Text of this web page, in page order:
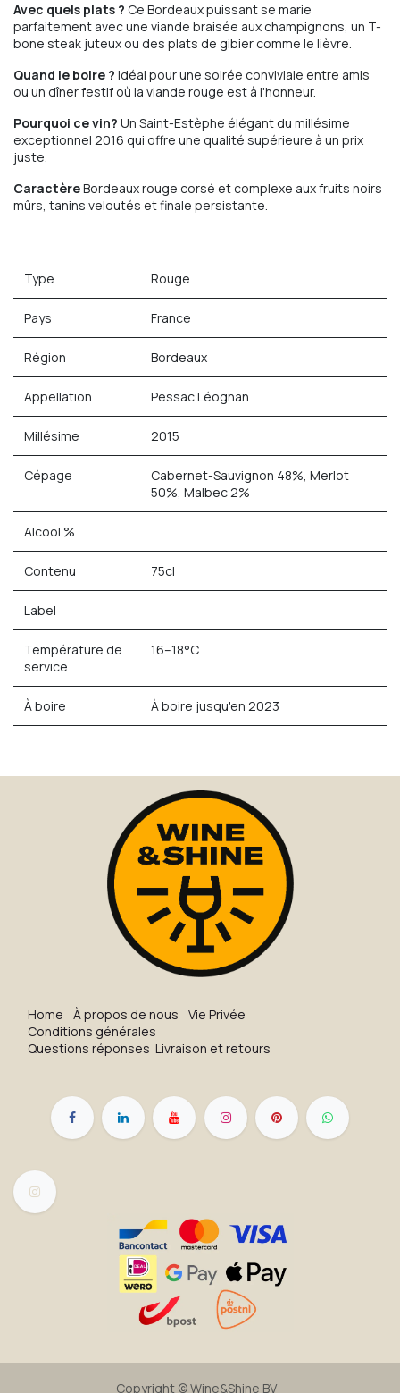
Avec quels plats ? Ce Bordeaux puissant se marie
parfaitement avec une viande braisée aux champignons, un T-
bone steak juteux ou des plats de gibier comme le lièvre.
Quand le boire ? Idéal pour une soirée conviviale entre amis
ou un dîner festif où la viande rouge est à l'honneur.
Pourquoi ce vin? Un Saint-Estèphe élégant du millésime
exceptionnel 2016 qui offre une qualité supérieure à un prix
juste.
CaractèreBordeaux rouge corsé et complexe aux fruits noirs
mûrs, tanins veloutés et finale persistante.
Type Rouge
Pays France
Région Bordeaux
Appellation Pessac Léognan
Millésime 2015
Cépage
Cabernet-Sauvignon 48%, Merlot
50%, Malbec 2%
Alcool %
Contenu 75cl
Label
Température de
service
16–18°C
À boire À boire jusqu'en 2023
H​o​me À propos de nous
Vie Privée
Conditions générales
Questions réponses Livraison et retours
Copyright ©Wine&Shine BV